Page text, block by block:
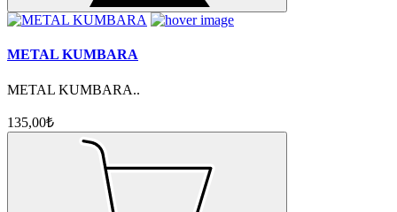
METAL KUMBARA
METAL KUMBARA..
135,00₺